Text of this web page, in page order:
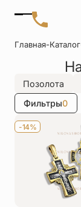
Позвонить
+7 (906)
иконы
Детские
крестики
Кольца
Нательные
крестики
Главная-Каталог
Фильтры0
Позолота
-14%